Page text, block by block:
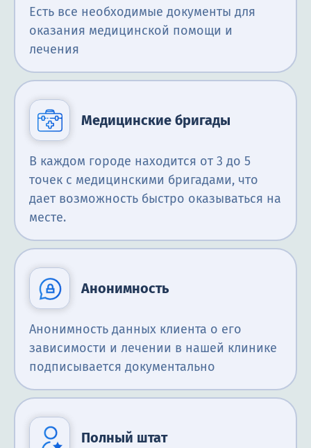
Есть все необходимые документы для
оказания медицинской помощи и
лечения
Медицинские бригады
В каждом городе находится от 3 до 5
точек с медицинскими бригадами, что
дает возможность быстро оказываться на
месте.
Анонимность
Анонимность данных клиента о его
зависимости и лечении в нашей клинике
подписывается документально
Полный штат